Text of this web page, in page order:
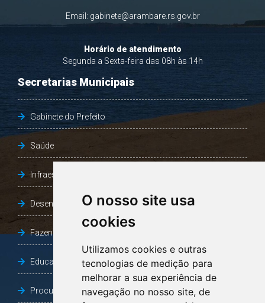
O nosso site usa
cookies
Utilizamos cookies e outras
tecnologias de medição para
melhorar a sua experiência de
navegação no nosso site, de
Email: gabinete@arambare.rs.gov.br
Horário de atendimento
Segunda a Sexta-feira das 08h às 14h
Secretarias Municipais
Gabinete do Prefeito
Saúde
Infraestrutura, Agricultura e Meio Ambiente
Desenvolvimento Social
Fazenda e Desenvolvimento Econômico
Educação
Procuradoria Geral do Município